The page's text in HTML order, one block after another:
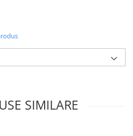
SIMILARE